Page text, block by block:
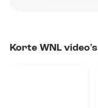
Korte WNL video's